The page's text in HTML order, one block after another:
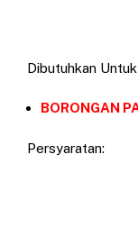
Dibutuhkan
BORONGAN
Persyaratan: